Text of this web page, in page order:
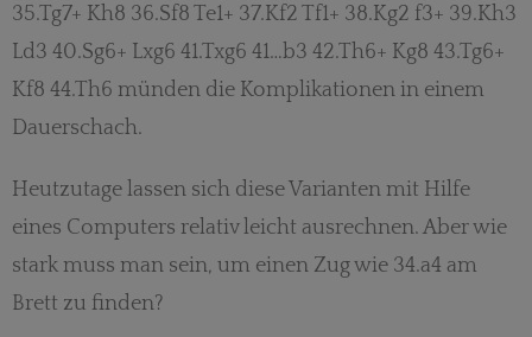
35.Tg7+ Kh8 36.Sf8 Te1+ 37.Kf2 Tf1+ 38.Kg2 f3+ 39.Kh3
Ld3 40.Sg6+ Lxg6 41.Txg6 41…b3 42.Th6+ Kg8 43.Tg6+
Kf8 44.Th6 münden die Komplikationen in einem
Dauerschach.
Heutzutage lassen sich diese Varianten mit Hilfe
eines Computers relativ leicht ausrechnen. Aber wie
stark muss man sein, um einen Zug wie 34.a4 am
Brett zu finden?